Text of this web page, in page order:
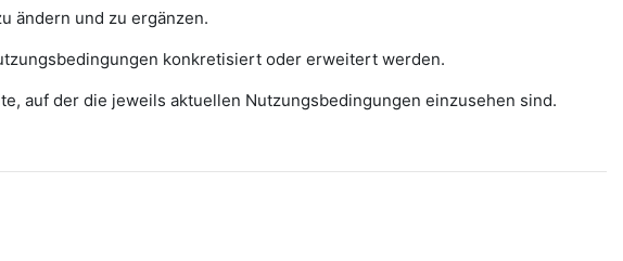
ändern und zu ergänzen.
konkretisiert oder erweitert werden.
auf der die jeweils aktuellen Nutzungsbedingungen einzusehen sind.